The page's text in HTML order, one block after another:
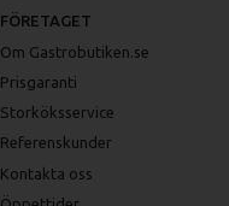
FÖRETAGET
Om Gastrobutiken.se
Prisgaranti
Storköksservice
Referenskunder
Kontakta oss